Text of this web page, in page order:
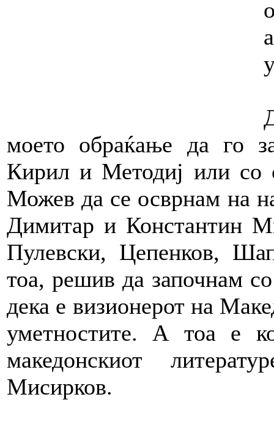
моето обраќање да го
Кирил и Методиј или
Можев да се осврнам на
Димитар и Константин
Пулевски, Цепенков,
тоа, решив да започнам
дека е визионерот на
уметностите. А тоа е
македонскиот
Мисирков.